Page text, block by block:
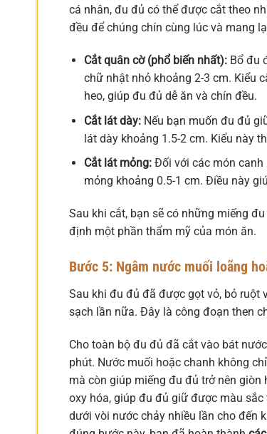
cá nhân, đu đủ có thể được cắt theo
đều để chúng chín cùng lúc và mang
Cắt quân cờ (phổ biến nhất):Bổ đu
chữ nhật nhỏ khoảng 2-3 cm. Kiểu
heo, giúp đu đủ dễ ăn và chín đều.
Cắt lát dày:Nếu bạn muốn đu đủ
lát dày khoảng 1.5-2 cm. Kiểu này
Cắt lát mỏng:Đối với các món canh
mỏng khoảng 0.5-1 cm. Điều này
Sau khi cắt, bạn sẽ có những miếng
định một phần thẩm mỹ của món ăn.
Bước 5: Ngâm nước muối loãng
Sau khi đu đủ đã được gọt vỏ, bỏ ruột
sạch lần nữa. Đây là công đoạn then
Cho toàn bộ đu đủ đã cắt vào bát
phút. Nước muối hoặc chanh không
mà còn giúp miếng đu đủ trở nên
oxy hóa, giúp đu đủ giữ được màu
dưới vòi nước chảy nhiều lần cho đến